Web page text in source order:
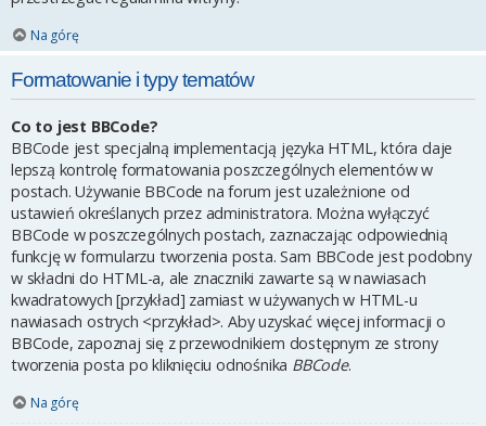
Na górę
Formatowanie i typy tematów
Co to jest BBCode?
BBCode jest specjalną implementacją języka HTML, która daje
lepszą kontrolę formatowania poszczególnych elementów w
postach. Używanie BBCode na forum jest uzależnione od
ustawień określanych przez administratora. Można wyłączyć
BBCode w poszczególnych postach, zaznaczając odpowiednią
funkcję w formularzu tworzenia posta. Sam BBCode jest podobny
w składni do HTML-a, ale znaczniki zawarte są w nawiasach
kwadratowych [przykład] zamiast w używanych w HTML-u
nawiasach ostrych <przykład>. Aby uzyskać więcej informacji o
BBCode, zapoznaj się z przewodnikiem dostępnym ze strony
tworzenia posta po kliknięciu odnośnika BBCode.
Na górę